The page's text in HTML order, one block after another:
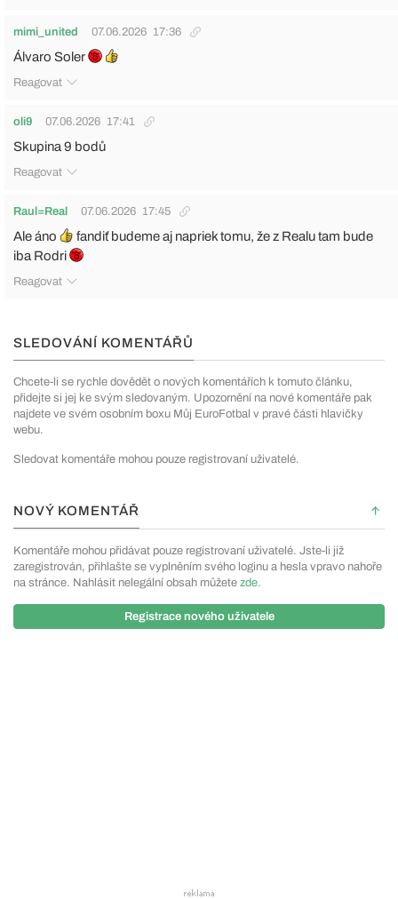
mimi_united 07.06.2026 17:36
Álvaro Soler
Reagovat
oli9 07.06.2026 17:41
Skupina 9 bodů
Reagovat
Raul=Real 07.06.2026 17:45
Ale áno
fandiť budeme aj napriek tomu, že z Realu tam bude
iba Rodri
Reagovat
SLEDOVÁNÍ KOMENTÁŘŮ
Chcete-li se rychle dovědět o nových komentářích k tomuto článku,
přidejte si jej ke svým sledovaným. Upozornění na nové komentáře pak
najdete ve svém osobním boxu Můj EuroFotbal v pravé části hlavičky
webu.
Sledovat komentáře mohou pouze registrovaní uživatelé.
NOVÝ KOMENTÁŘ
Komentáře mohou přidávat pouze registrovaní uživatelé. Jste-li již
zaregistrován, přihlašte se vyplněním svého loginu a hesla vpravo nahoře
na stránce. Nahlásit nelegální obsah můžete zde.
Registrace nového uživatele